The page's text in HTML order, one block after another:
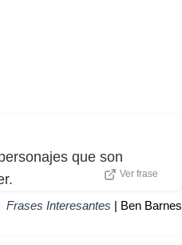
que son
Ver frase
Frases Interesantes | Ben Barnes